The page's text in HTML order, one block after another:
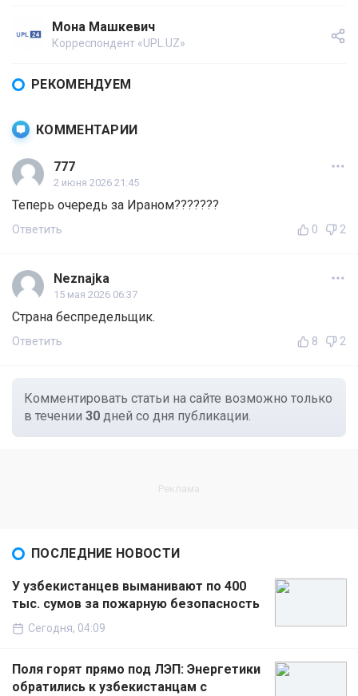
Мона Машкевич
Корреспондент «UPL.UZ»
РЕКОМЕНДУЕМ
КОММЕНТАРИИ
777
2 июня 2026 21:45
Теперь очередь за Ираном???????
Ответить 0 2
Neznajka
15 мая 2026 06:37
Страна беспредельщик.
Ответить 8 2
Комментировать статьи на сайте возможно только
в течении 30 дней со дня публикации.
ПОСЛЕДНИЕ НОВОСТИ
У узбекистанцев выманивают по 400
тыс. сумов за пожарную безопасность
Сегодня, 04:09
Поля горят прямо под ЛЭП: Энергетики
обратились к узбекистанцам с